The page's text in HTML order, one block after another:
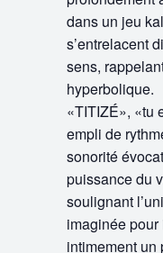
dans un jeu
s’entrelacent
sens,
hyperbolique.
«TITIZÉ», «tu
empli de
sonorité
puissance du
soulignant
imaginée
intimement un